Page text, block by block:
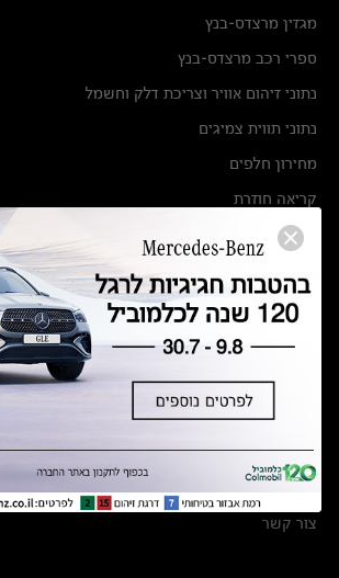
מגזין מרצדס-בנץ
ספרי רכב מרצדס-בנץ
נתוני זיהום אוויר וצריכת דלק וחשמל
נתוני תווית צמיגים
מחירון חלפים
קריאה חוזרת
הודעה על הטבות לרכבי מרצדס בהסדר פשרה בתצ 56447-02-19
תקנון ימי מכירות 120 לכלמוביל
מצאו אותנו
אולמות תצוגה
מרכזי שירות
צור קשר